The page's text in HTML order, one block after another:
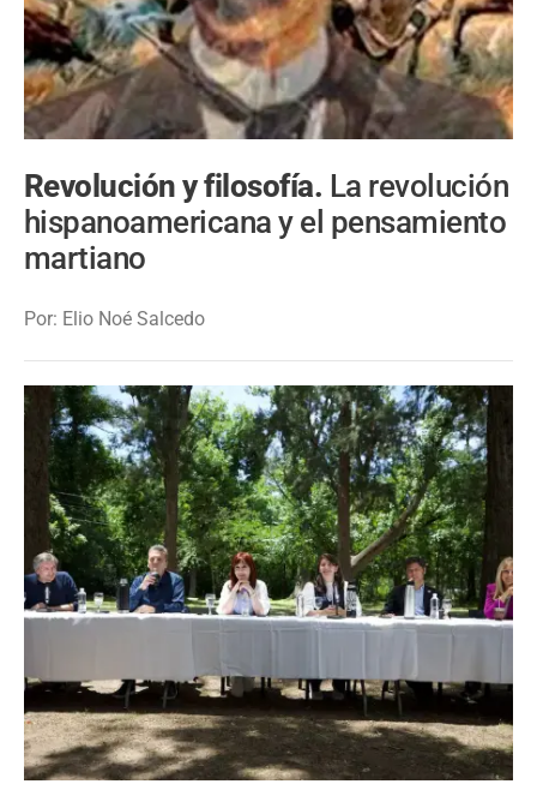
Revolución y filosofía. La revolución
hispanoamericana y el pensamiento
martiano
Por: Elio Noé Salcedo